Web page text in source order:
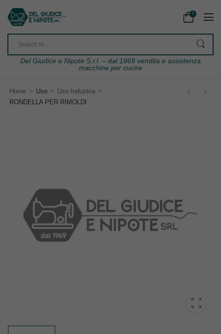
0
Del Giudice e Nipote S.r.l. – dal 1969 vendita e assistenza
macchine per cucire
Home > Uso > Uso Industria >
RONDELLA PER RIMOLDI